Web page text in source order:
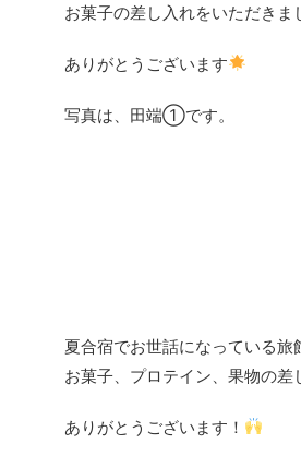
お菓子の差し入れをいただきま
ありがとうございます
写真は、田端①です。
夏合宿でお世話になっている
お菓子、プロテイン、果物の
ありがとうございます！